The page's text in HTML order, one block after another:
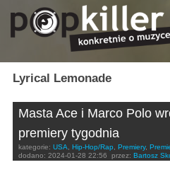
Lyrical Lemonade
Masta Ace i Marco Polo
premiery tygodnia
kategorie: USA, Hip-Hop/Rap, Premiery,
dodano: 2024-01-28 22:56 przez: Bartosz